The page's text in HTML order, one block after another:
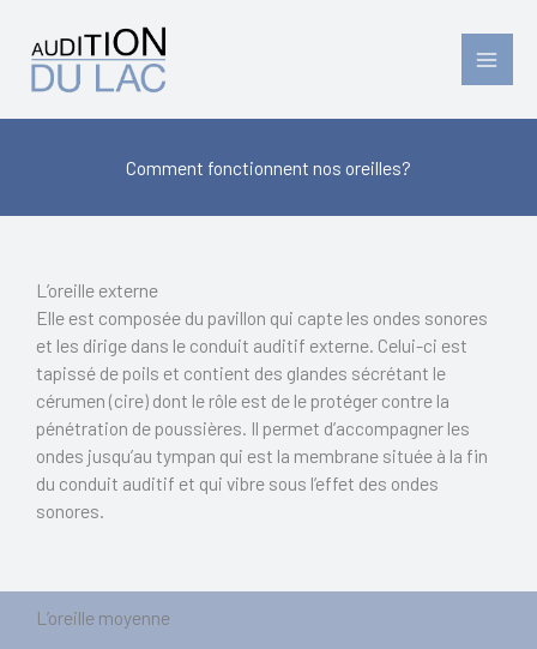
contenu
Comment fonctionnent nos oreilles?
L’oreille externe
Elle est composée du pavillon qui capte les ondes sonores
et les dirige dans le conduit auditif externe. Celui-ci est
tapissé de poils et contient des glandes sécrétant le
cérumen (cire) dont le rôle est de le protéger contre la
pénétration de poussières. Il permet d’accompagner les
ondes jusqu’au tympan qui est la membrane située à la fin
du conduit auditif et qui vibre sous l’effet des ondes
sonores.
L’oreille moyenne